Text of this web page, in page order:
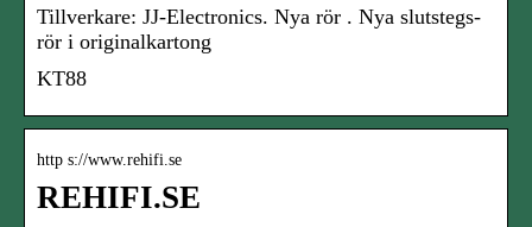
Tillverkare: JJ-Electronics. Nya rör . Nya slutstegs-
rör i originalkartong
KT88
http s://www.rehifi.se
REHIFI.SE